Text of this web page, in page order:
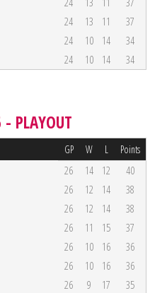
24 13 11
37
24 10 14
34
24 10 14 34
PLAYOUT
GP W L Points
26 14 12
40
26 12 14
38
26 12 14
38
26 11 15
37
26 10 16
36
26 10 16
36
26 9 17
35